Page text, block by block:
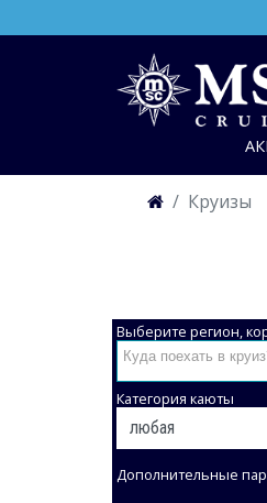
Круизы
Выберите регион,
Категория каюты
Дополнительные